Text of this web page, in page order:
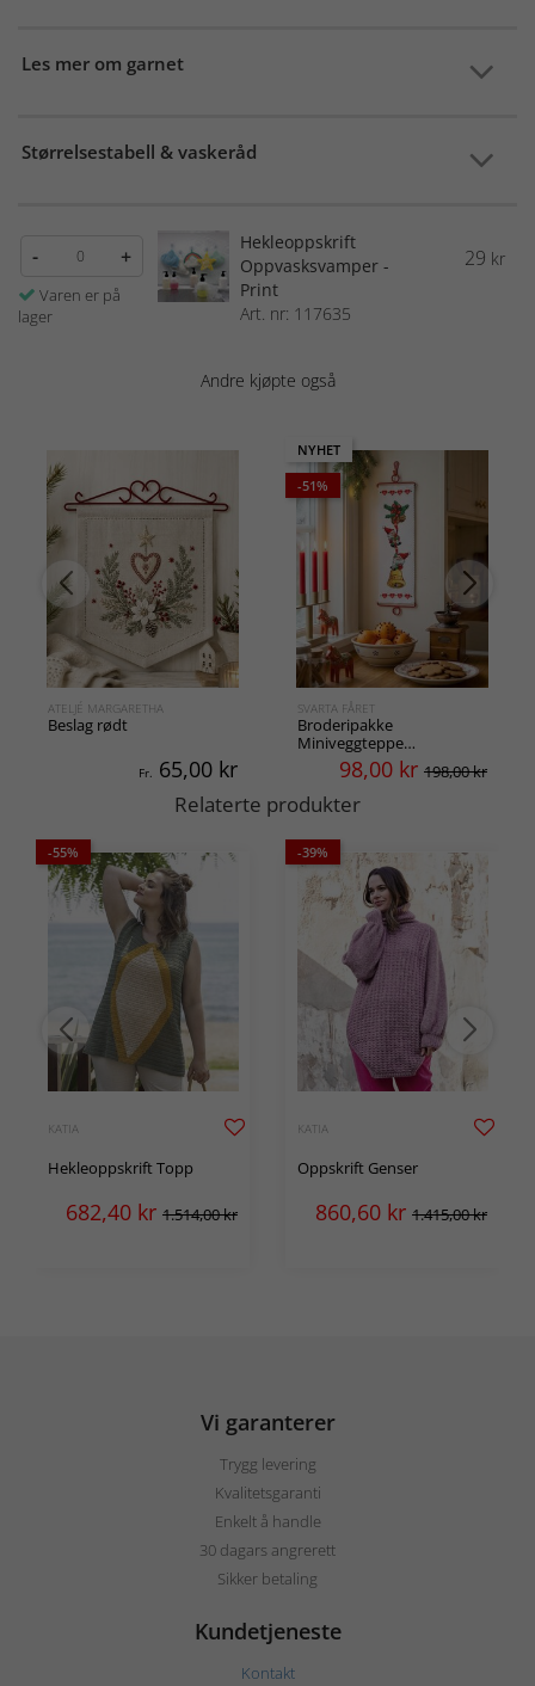
Les mer om garnet
Størrelsestabell & vaskeråd
- +
Varen er på
lager
Hekleoppskrift
Oppvasksvamper -
Print
Art. nr: 117635
29 kr
Andre kjøpte også
ATELJÉ MARGARETHA
Beslag rødt
Fr. 65,00 kr
NYHET
-51%
SVARTA FÅRET
Broderipakke
Miniveggteppe
Klatrenisser
98,00 kr 198,00 kr
Relaterte produkter
-55%
KATIA
Hekleoppskrift Topp
682,40 kr 1.514,00 kr
-39%
KATIA
Oppskrift Genser
860,60 kr 1.415,00 kr
Vi garanterer
Trygg levering
Kvalitetsgaranti
Enkelt å handle
30 dagars angrerett
Sikker betaling
Kundetjeneste
Kontakt